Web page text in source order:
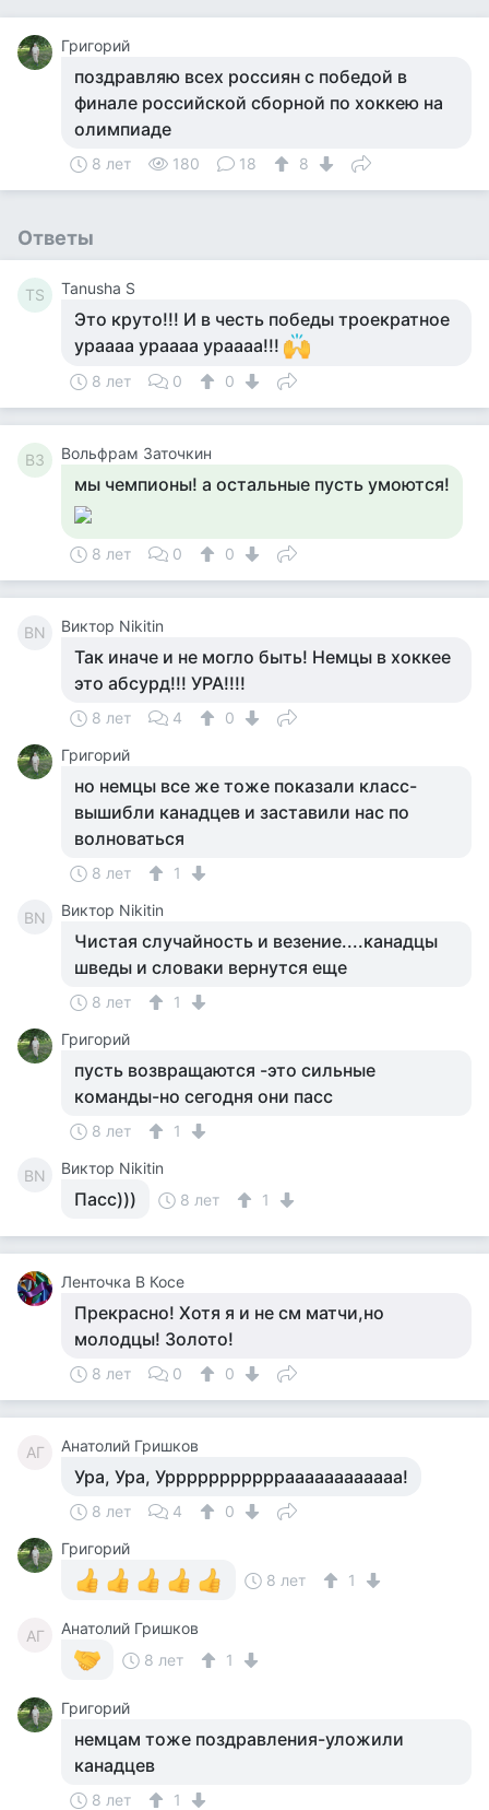
Григорий
поздравляю всех россиян с победой в
финале российской сборной по хоккею на
олимпиаде
8 лет 180 18 8
Ответы
TS Tanusha S
Это круто!!! И в честь победы троекратное
ураааа ураааа ураааа!!!
8 лет 0 0
ВЗ Вольфрам Заточкин
мы чемпионы! а остальные пусть умоются!
8 лет 0 0
ВN Виктор Nikitin
Так иначе и не могло быть! Немцы в хоккее
это абсурд!!! УРА!!!!
8 лет 4
0
Григорий
но немцы все же тоже показали класс-
вышибли канадцев и заставили нас по
волноваться
8 лет 1
ВN Виктор Nikitin
Чистая случайность и везение....канадцы
шведы и словаки вернутся еще
8 лет
1
Григорий
пусть возвращаются -это сильные
команды-но сегодня они пасс
8 лет 1
ВN Виктор Nikitin
Пасс))) 8 лет 1
Ленточка В Косе
Прекрасно! Хотя я и не см матчи,но
молодцы! Золото!
8 лет 0 0
АГ Анатолий Гришков
Ура, Ура, Уррррррррррраааааааааааа!
8 лет 4
0
Григорий
8 лет
1
АГ
Анатолий Гришков
8 лет
1
Григорий
немцам тоже поздравления-уложили
канадцев
8 лет 1